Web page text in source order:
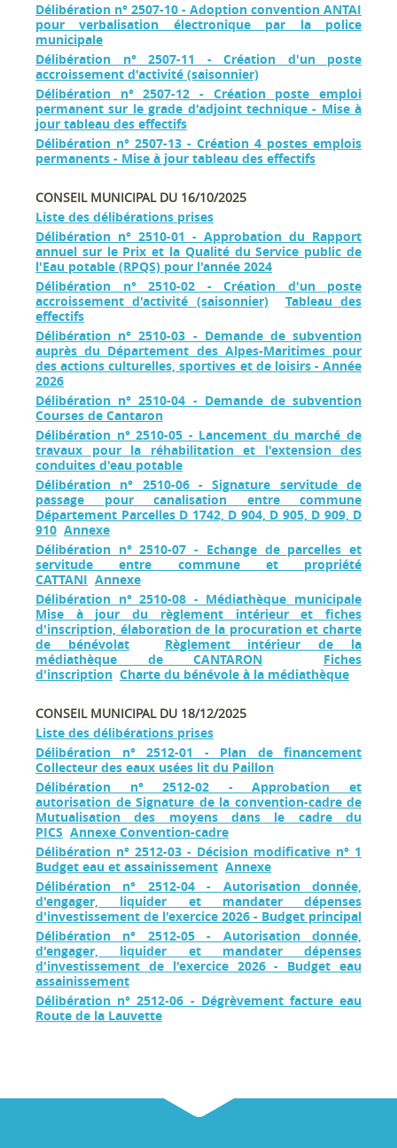
Délibération n° 2507-10 - Adoption convention ANTAI
pour verbalisation électronique par la police
municipale
Délibération n° 2507-11 - Création d'un poste
accroissement d'activité (saisonnier)
Délibération n° 2507-12 - Création poste emploi
permanent sur le grade d'adjoint technique - Mise à
jour tableau des effectifs
Délibération n° 2507-13 - Création 4 postes emplois
permanents - Mise à jour tableau des effectifs
CONSEIL MUNICIPAL DU 16/10/2025
Liste des délibérations prises
Délibération n° 2510-01 - Approbation du Rapport
annuel sur le Prix et la Qualité du Service public de
l'Eau potable (RPQS) pour l'année 2024
Délibération n° 2510-02 - Création d'un poste
accroissement d'activité (saisonnier)
Tableau des
effectifs
Délibération n° 2510-03 - Demande de subvention
auprès du Département des Alpes-Maritimes pour
des actions culturelles, sportives et de loisirs - Année
2026
Délibération n° 2510-04 - Demande de subvention
Courses de Cantaron
Délibération n° 2510-05 - Lancement du marché de
travaux pour la réhabilitation et l'extension des
conduites d'eau potable
Délibération n° 2510-06 - Signature servitude de
passage pour canalisation entre commune
Département Parcelles D 1742, D 904, D 905, D 909, D
910 Annexe
Délibération n° 2510-07 - Echange de parcelles et
servitude entre commune et propriété
CATTANI Annexe
Délibération n° 2510-08 - Médiathèque municipale
Mise à jour du règlement intérieur et fiches
d'inscription, élaboration de la procuration et charte
de bénévolat
Règlement intérieur de la
médiathèque de CANTARON
Fiches
d'inscription Charte du bénévole à la médiathèque
CONSEIL MUNICIPAL DU 18/12/2025
Liste des délibérations prises
Délibération n° 2512-01 - Plan de financement
Collecteur des eaux usées lit du Paillon
Délibération n° 2512-02 - Approbation et
autorisation de Signature de la convention-cadre de
Mutualisation des moyens dans le cadre du
PICS Annexe Convention-cadre
Délibération n° 2512-03 - Décision modificative n° 1
Budget eau et assainissement Annexe
Délibération n° 2512-04 - Autorisation donnée,
d'engager, liquider et mandater dépenses
d'investissement de l'exercice 2026 - Budget principal
Délibération n° 2512-05 - Autorisation donnée,
d'engager, liquider et mandater dépenses
d'investissement de l'exercice 2026 - Budget eau
assainissement
Délibération n° 2512-06 - Dégrèvement facture eau
Route de la Lauvette